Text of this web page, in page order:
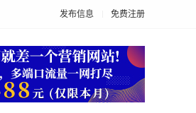
发布信息 免费注册